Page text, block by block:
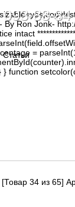
By Ron Jonk-
=
function
88-84
Статьи
[Товар 34 из 65]